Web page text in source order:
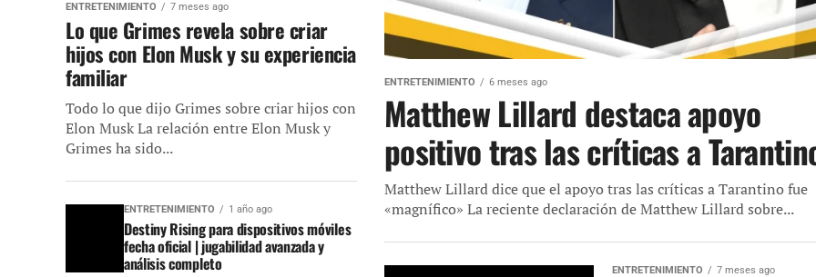
ENTRETENIMIENTO 6 meses ago
Matthew Lillard destaca apoyo
positivo tras las críticas a
Matthew Lillard dice que el apoyo tras las críticas a Tarantino fue
«magnífico» La reciente declaración de Matthew Lillard sobre...
ENTRETENIMIENTO 7 meses ago
ENTRETENIMIENTO 7 meses ago
Lo que Grimes revela sobre criar
hijos con Elon Musk y su experiencia
familiar
Todo lo que dijo Grimes sobre criar hijos con
Elon Musk La relación entre Elon Musk y
Grimes ha sido...
ENTRETENIMIENTO 1 año ago
Destiny Rising para dispositivos móviles
fecha oficial | jugabilidad avanzada y
análisis completo